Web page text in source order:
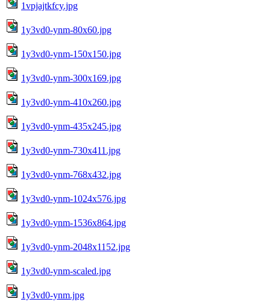
1vpjajtkfcy.jpg
1y3vd0-ynm-80x60.jpg
1y3vd0-ynm-150x150.jpg
1y3vd0-ynm-300x169.jpg
1y3vd0-ynm-410x260.jpg
1y3vd0-ynm-435x245.jpg
1y3vd0-ynm-730x411.jpg
1y3vd0-ynm-768x432.jpg
1y3vd0-ynm-1024x576.jpg
1y3vd0-ynm-1536x864.jpg
1y3vd0-ynm-2048x1152.jpg
1y3vd0-ynm-scaled.jpg
1y3vd0-ynm.jpg